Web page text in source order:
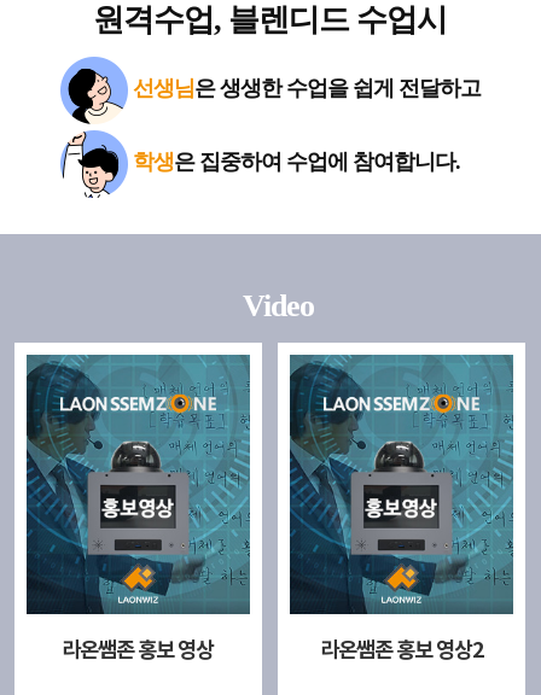
원격수업, 블렌디드 수업시
선생님은 생생한 수업을 쉽게 전달하고
학생은 집중하여 수업에 참여합니다.
Video
라온쌤존 홍보 영상 라온쌤존 홍보 영상2